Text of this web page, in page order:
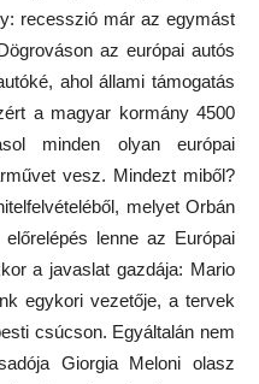
recesszió már az egymást
az európai autós
ahol állami támogatás
a magyar kormány 4500
minden olyan európai
vesz. Mindezt miből?
melyet Orbán
lenne az Európai
a javaslat gazdája: Mario
egykori vezetője, a tervek
csúcson. Egyáltalán nem
Giorgia Meloni olasz